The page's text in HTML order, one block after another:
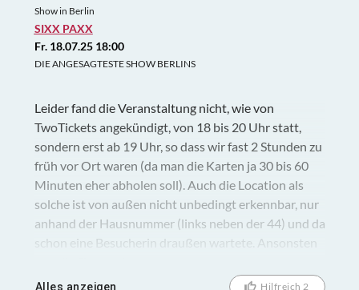
Show in Berlin
SIXX PAXX
Fr. 18.07.25 18:00
DIE ANGESAGTESTE SHOW BERLINS
Leider fand die Veranstaltung nicht, wie von
TwoTickets angekündigt, von 18 bis 20 Uhr statt,
sondern erst ab 19 Uhr, so dass wir fast 2 Stunden zu
früh vor Ort waren (da man die Karten ja 30 bis 60
Minuten eher abholen soll). Auch die Location als
solche ist von außen nicht unbedingt erkennbar, nur
anhand der Hausnummer (links neben der 44) und da
schon eine Besucherin draußen wartete. Ansonsten
Alles anzeigen Hilfreich 2